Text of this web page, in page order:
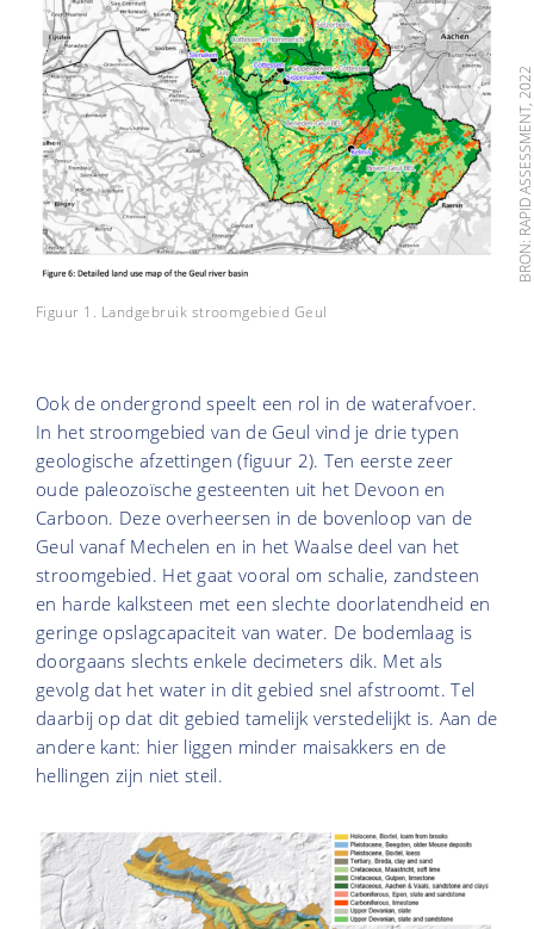
BRON: RAPID ASSESSMENT, 2022
Figuur 1. Landgebruik stroomgebied Geul
Ook de ondergrond speelt een rol in de waterafvoer.
In het stroomgebied van de Geul vind je drie typen
geologische afzettingen (figuur 2). Ten eerste zeer
oude paleozoïsche gesteenten uit het Devoon en
Carboon. Deze overheersen in de bovenloop van de
Geul vanaf Mechelen en in het Waalse deel van het
stroomgebied. Het gaat vooral om schalie, zandsteen
en harde kalksteen met een slechte doorlatendheid en
geringe opslagcapaciteit van water. De bodemlaag is
doorgaans slechts enkele decimeters dik. Met als
gevolg dat het water in dit gebied snel afstroomt. Tel
daarbij op dat dit gebied tamelijk verstedelijkt is. Aan de
andere kant: hier liggen minder maisakkers en de
hellingen zijn niet steil.